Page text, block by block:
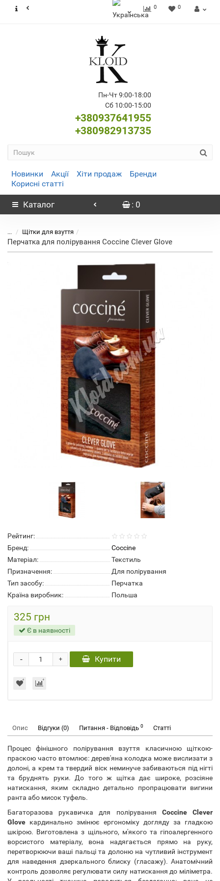
0 0
Пн-Чт 9:00-18:00
Сб 10:00-15:00
+380937641955
+380982913735
Новинки Акції Хіти продаж
Бренди
Корисні статті
Каталог : 0
... Щітки для взуття
Перчатка для полірування Coccine Clever Glove
Рейтинг:
Бренд:
Coccine
Матеріал:
Текстиль
Призначення:
Для полірування
Тип засобу:
Перчатка
Країна виробник:
Польша
325 грн
Є в наявності
+
- Купити
Опис Відгуки (0) Питання - Відповідь 0 Статті
Процес фінішного полірування взуття класичною щіткою-
праскою часто втомлює: дерев'яна колодка може вислизати з
долоні, а крем та твердий віск неминуче забиваються під нігті
та бруднять руки. До того ж щітка дає широке, розсіяне
натискання, яким складно детально пропрацювати вигини
ранта або мисок туфель.
Багаторазова рукавичка для полірування Coccine Clever
Glove кардинально змінює ергономіку догляду за гладкою
шкірою. Виготовлена з щільного, м'якого та гіпоалергенного
ворсистого матеріалу, вона надягається прямо на руку,
перетворюючи ваші пальці та долоню на чутливий інструмент
для наведення дзеркального блиску (гласажу). Анатомічний
контроль дозволяє регулювати силу натискання до міліметра.